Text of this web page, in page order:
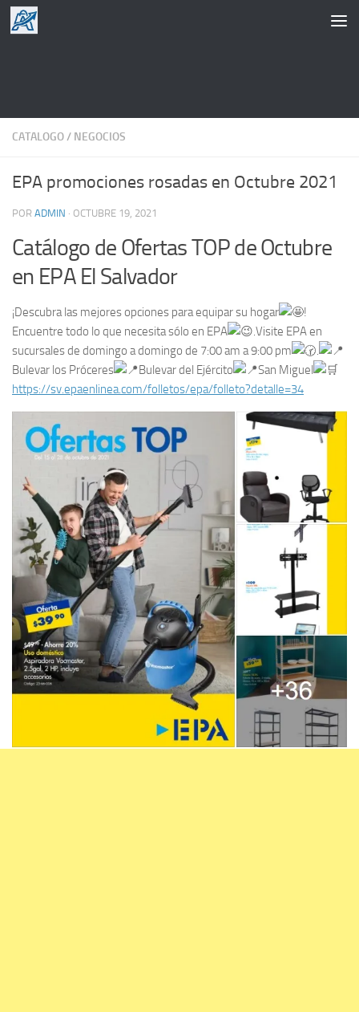
Saltar al contenido
CATALOGO/ NEGOCIOS
EPA promociones rosadas en Octubre 2021
POR ADMIN · OCTUBRE 19, 2021
Catálogo de Ofertas TOP de Octubre
en EPA El Salvador
¡Descubra las mejores opciones para equipar su hogar
!
Encuentre todo lo que necesita sólo en EPA
.Visite EPA en
sucursales de domingo a domingo de 7:00 am a 9:00 pm
.
Bulevar los Próceres
Bulevar del Ejército
San Miguel
https://sv.epaenlinea.com/folletos/epa/folleto?detalle=34